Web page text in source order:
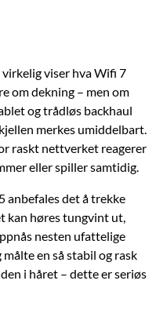
virkelig viser hva Wifi 7
om dekning – men om
og trådløs backhaul
merkes umiddelbart.
raskt nettverket reagerer
eller spiller samtidig.
anbefales det å trekke
kan høres tungvint ut,
nesten ufattelige
en så stabil og rask
i håret – dette er seriøs